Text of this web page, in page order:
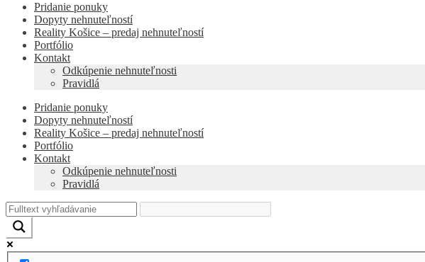
Pridanie ponuky
Dopyty nehnuteľností
Reality Košice – predaj nehnuteľností
Portfólio
Kontakt
Odkúpenie nehnuteľnosti
Pravidlá
Pridanie ponuky
Dopyty nehnuteľností
Reality Košice – predaj nehnuteľností
Portfólio
Kontakt
Odkúpenie nehnuteľnosti
Pravidlá